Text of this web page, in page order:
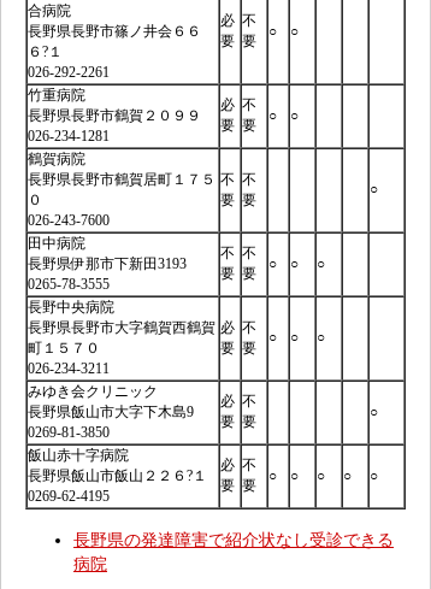
合病院
長野県長野市篠ノ井会６６
６?１
026-292-2261
必
要
不
要
○ ○
竹重病院
長野県長野市鶴賀２０９９
026-234-1281
必
要
不
要
○ ○
鶴賀病院
長野県長野市鶴賀居町１７５
０
026-243-7600
不
要
不
要
○
田中病院
長野県伊那市下新田3193
0265-78-3555
不
要
不
要
○ ○ ○
長野中央病院
長野県長野市大字鶴賀西鶴賀
町１５７０
026-234-3211
必
要
不
要
○ ○ ○
みゆき会クリニック
長野県飯山市大字下木島9
0269-81-3850
必
要
不
要
○
飯山赤十字病院
長野県飯山市飯山２２６?１
0269-62-4195
必
要
不
要
○ ○ ○ ○ ○
長野県の発達障害で紹介状なし受診できる
病院